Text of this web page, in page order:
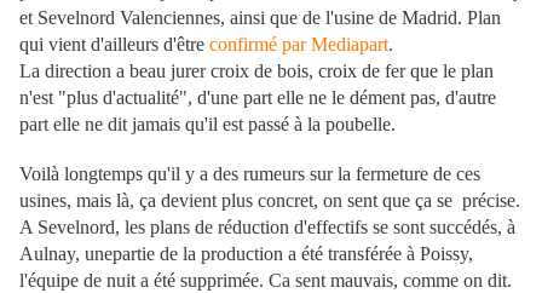
et Sevelnord Valenciennes, ainsi que de l'usine de Madrid. Plan
qui vient d'ailleurs d'être confirmé par Mediapart.
La direction a beau jurer croix de bois, croix de fer que le plan
n'est "plus d'actualité", d'une part elle ne le dément pas, d'autre
part elle ne dit jamais qu'il est passé à la poubelle.
Voilà longtemps qu'il y a des rumeurs sur la fermeture de ces
usines, mais là, ça devient plus concret, on sent que ça se précise.
A Sevelnord, les plans de réduction d'effectifs se sont succédés, à
Aulnay, unepartie de la production a été transférée à Poissy,
l'équipe de nuit a été supprimée. Ca sent mauvais, comme on dit.